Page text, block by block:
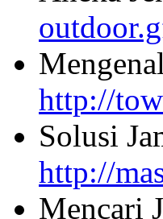
http://
Solusi
http://
Mencari